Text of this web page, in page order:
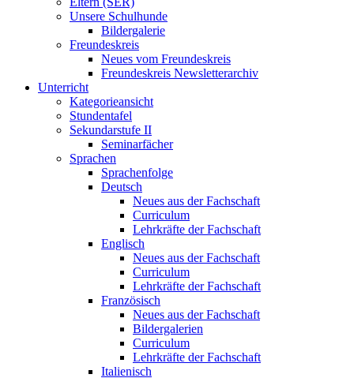
Unsere Schulhunde
Bildergalerie
Freundeskreis
Neues vom Freundeskreis
Freundeskreis Newsletterarchiv
Unterricht
Kategorieansicht
Stundentafel
Sekundarstufe II
Seminarfächer
Sprachen
Sprachenfolge
Deutsch
Neues aus der Fachschaft
Curriculum
Lehrkräfte der Fachschaft
Englisch
Neues aus der Fachschaft
Curriculum
Lehrkräfte der Fachschaft
Französisch
Neues aus der Fachschaft
Bildergalerien
Curriculum
Lehrkräfte der Fachschaft
Italienisch